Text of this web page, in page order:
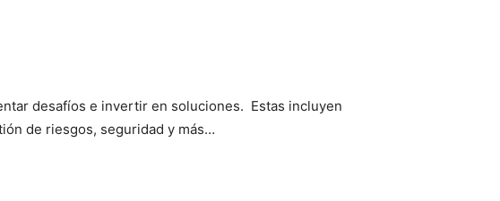
desafíos e invertir en soluciones. Estas incluyen
de riesgos, seguridad y más…